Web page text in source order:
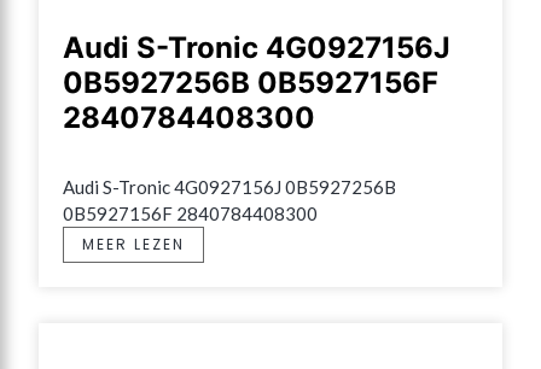
Audi S-Tronic 4G0927156J
0B5927256B 0B5927156F
2840784408300
Audi S-Tronic 4G0927156J 0B5927256B
0B5927156F 2840784408300
MEER LEZEN